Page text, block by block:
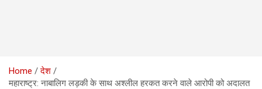
Home
देश
महाराष्ट्र: नाबालिग लड़की के साथ अश्लील हरकत करने वाले आरोपी को अदालत